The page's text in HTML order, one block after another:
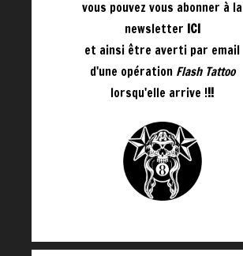
vous pouvez vous abonner à la
newsletter ICI
et ainsi être averti par email
d'une opération Flash Tattoo
lorsqu'elle arrive !!!